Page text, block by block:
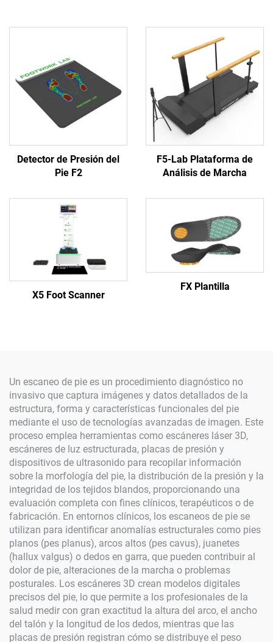
Detector de Presión del
Pie F2
F5-Lab Plataforma de
Análisis de Marcha
X5 Foot Scanner
FX Plantilla
Un escaneo de pie es un procedimiento diagnóstico no
invasivo que captura imágenes y datos detallados de la
estructura, forma y características funcionales del pie
mediante el uso de tecnologías avanzadas de imagen. Este
proceso emplea herramientas como escáneres láser 3D,
escáneres de luz estructurada, placas de presión y
dispositivos de ultrasonido para recopilar información
sobre la morfología del pie, la distribución de la presión y la
integridad de los tejidos blandos, proporcionando una
evaluación completa con fines clínicos, terapéuticos o de
fabricación. En entornos clínicos, los escaneos de pie se
utilizan para identificar anomalías estructurales como pies
planos (pes planus), arcos altos (pes cavus), juanetes
(hallux valgus) o dedos en garra, que pueden contribuir al
dolor de pie, alteraciones de la marcha o problemas
posturales. Los escáneres 3D crean modelos digitales
precisos del pie, lo que permite a los profesionales de la
salud medir con gran exactitud la altura del arco, el ancho
del talón y la longitud de los dedos, mientras que las
placas de presión registran cómo se distribuye el peso